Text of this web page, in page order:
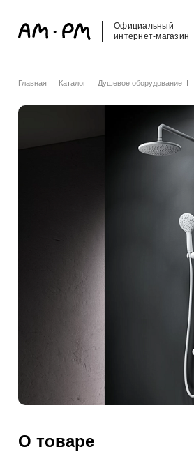
Официальный
интернет-магазин
Главная Каталог Душевое оборудование
О товаре